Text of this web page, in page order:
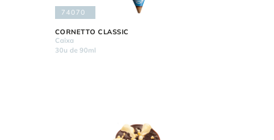
74070
CORNETTO CLASSIC
Caixa
30u de 90ml